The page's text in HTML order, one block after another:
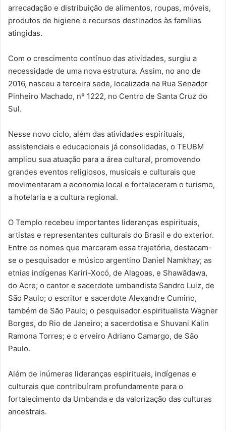
arrecadação e distribuição de alimentos, roupas, móveis,
produtos de higiene e recursos destinados às famílias
atingidas.
Com o crescimento contínuo das atividades, surgiu a
necessidade de uma nova estrutura. Assim, no ano de
2016, nasceu a terceira sede, localizada na Rua Senador
Pinheiro Machado, nº 1222, no Centro de Santa Cruz do
Sul.
Nesse novo ciclo, além das atividades espirituais,
assistenciais e educacionais já consolidadas, o TEUBM
ampliou sua atuação para a área cultural, promovendo
grandes eventos religiosos, musicais e culturais que
movimentaram a economia local e fortaleceram o turismo,
a hotelaria e a cultura regional.
O Templo recebeu importantes lideranças espirituais,
artistas e representantes culturais do Brasil e do exterior.
Entre os nomes que marcaram essa trajetória, destacam-
se o pesquisador e músico argentino Daniel Namkhay; as
etnias indígenas Kariri-Xocó, de Alagoas, e Shawãdawa,
do Acre; o cantor e sacerdote umbandista Sandro Luiz, de
São Paulo; o escritor e sacerdote Alexandre Cumino,
também de São Paulo; o pesquisador espiritualista Wagner
Borges, do Rio de Janeiro; a sacerdotisa e Shuvani Kalin
Ramona Torres; e o erveiro Adriano Camargo, de São
Paulo.
Além de inúmeras lideranças espirituais, indígenas e
culturais que contribuíram profundamente para o
fortalecimento da Umbanda e da valorização das culturas
ancestrais.